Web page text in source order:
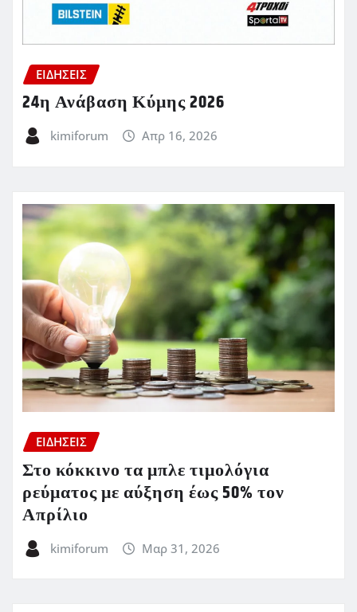
ΕΙΔΗΣΕΙΣ
24η Ανάβαση Κύμης 2026
kimiforum Απρ 16, 2026
ΕΙΔΗΣΕΙΣ
Στο κόκκινο τα μπλε τιμολόγια
ρεύματος με αύξηση έως 50% τον
Απρίλιο
kimiforum Μαρ 31, 2026